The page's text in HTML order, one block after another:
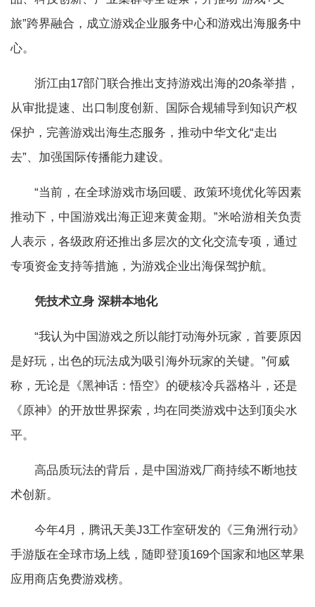
旅”跨界融合，成立游戏企业服务中心和游戏出海服务中
心。
浙江由17部门联合推出支持游戏出海的20条举措，
从审批提速、出口制度创新、国际合规辅导到知识产权
保护，完善游戏出海生态服务，推动中华文化“走出
去”、加强国际传播能力建设。
“当前，在全球游戏市场回暖、政策环境优化等因素
推动下，中国游戏出海正迎来黄金期。”米哈游相关负责
人表示，各级政府还推出多层次的文化交流专项，通过
专项资金支持等措施，为游戏企业出海保驾护航。
凭技术立身 深耕本地化
“我认为中国游戏之所以能打动海外玩家，首要原因
是好玩，出色的玩法成为吸引海外玩家的关键。”何威
称，无论是《黑神话：悟空》的硬核冷兵器格斗，还是
《原神》的开放世界探索，均在同类游戏中达到顶尖水
平。
高品质玩法的背后，是中国游戏厂商持续不断地技
术创新。
今年4月，腾讯天美J3工作室研发的《三角洲行动》
手游版在全球市场上线，随即登顶169个国家和地区苹果
应用商店免费游戏榜。